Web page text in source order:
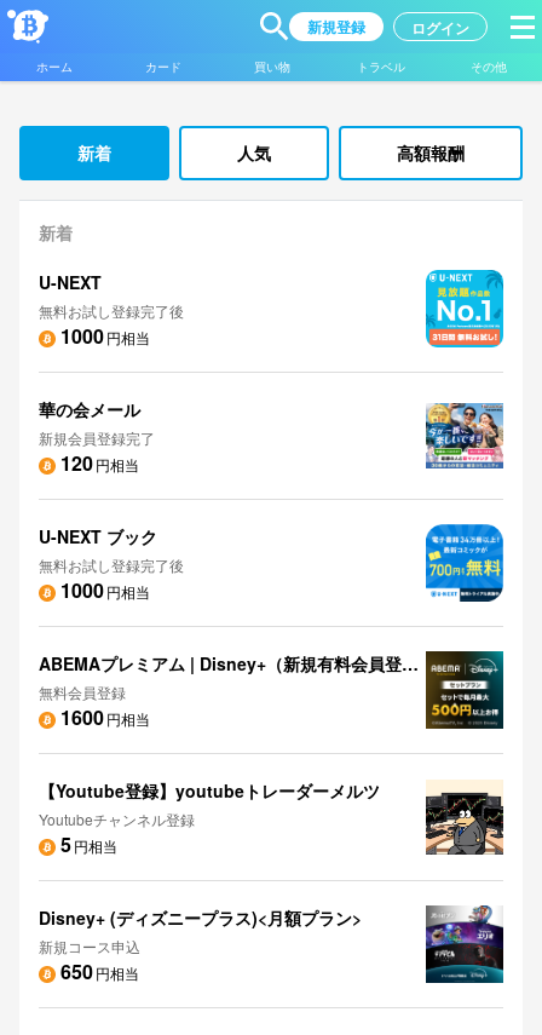
新規登録 ログイン
ホーム カード 買い物 トラベル その他
新着 人気 高額報酬
新着
U-NEXT
無料お試し登録完了後
1000円相当
華の会メール
新規会員登録完了
120円相当
U-NEXT ブック
無料お試し登録完了後
1000円相当
ABEMAプレミアム | Disney+（新規有料会員登録）
無料会員登録
1600円相当
【Youtube登録】youtubeトレーダーメルツ
Youtubeチャンネル登録
5円相当
Disney+ (ディズニープラス)<月額プラン>
新規コース申込
650円相当